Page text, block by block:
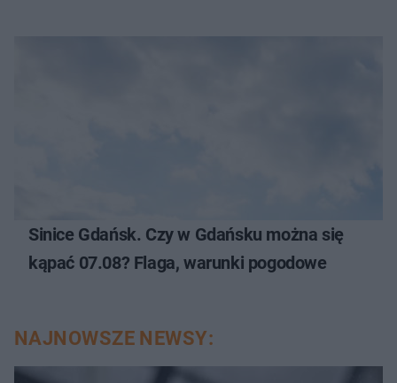
Sinice Gdańsk. Czy w Gdańsku można się
kąpać 07.08? Flaga, warunki pogodowe
NAJNOWSZE NEWSY: